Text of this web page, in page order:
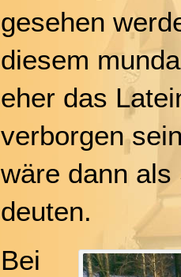
gesehen
diesem
eher das
verborgen
wäre dann
deuten.
Bei